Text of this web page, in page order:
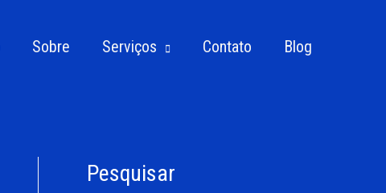
Sobre Serviços Contato Blog
Pesquisar
C